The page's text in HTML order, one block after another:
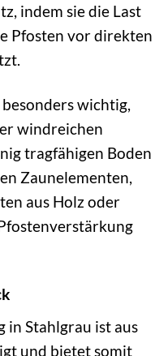
indem sie die Last
Pfosten vor direkten
wichtig,
windreichen
tragfähigen Boden
Zaunelementen,
aus Holz oder
in Stahlgrau ist aus
und bietet somit